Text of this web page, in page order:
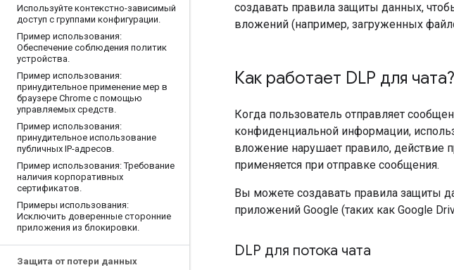
Используйте контекстно-зависимый
доступ с группами конфигурации.
Пример использования:
Обеспечение соблюдения политик
устройства.
Пример использования:
принудительное применение мер в
браузере Chrome с помощью
управляемых средств.
Пример использования:
принудительное использование
публичных IP-адресов.
Пример использования: Требование
наличия корпоративных
сертификатов.
Примеры использования:
Исключить доверенные сторонние
приложения из блокировки.
Защита от потери данных
создавать правила защиты данных,
вложений (например, загруженных
Как работает DLP для чата?
Когда пользователь отправляет
конфиденциальной информации,
вложение нарушает правило, действие
применяется при отправке сообщения.
Вы можете создавать правила защиты
приложений Google (таких как Google
DLP для потока чата